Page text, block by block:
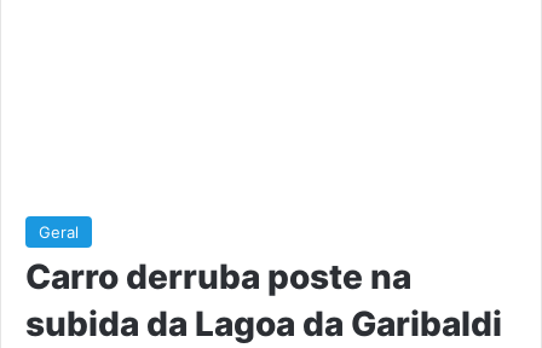
Geral
Carro derruba poste na
subida da Lagoa da Garibaldi